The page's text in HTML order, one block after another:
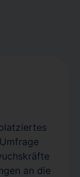
an die